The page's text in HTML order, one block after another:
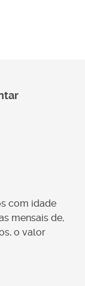
no Portal das
disponíveis:
do serviço
emite-
o pagamento).
do
com idade
mensais de,
o valor